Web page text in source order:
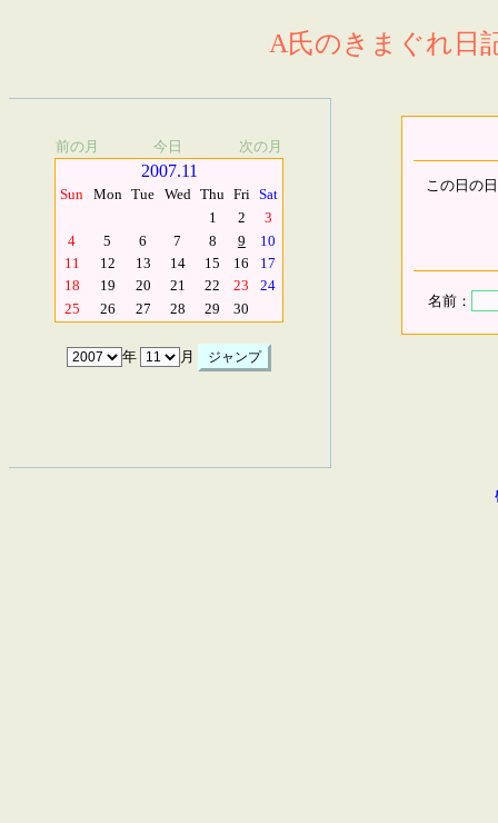
A氏のきまぐれ日
前の月 今日 次の月
2007.11
Sun Mon Tue Wed Thu Fri Sat
1
2
3
4
5 6 7 8 9
10
11
12 13 14 15 16
17
18
19 20 21 22 23
24
25
26 27 28 29 30
年 月
この日の
名前：